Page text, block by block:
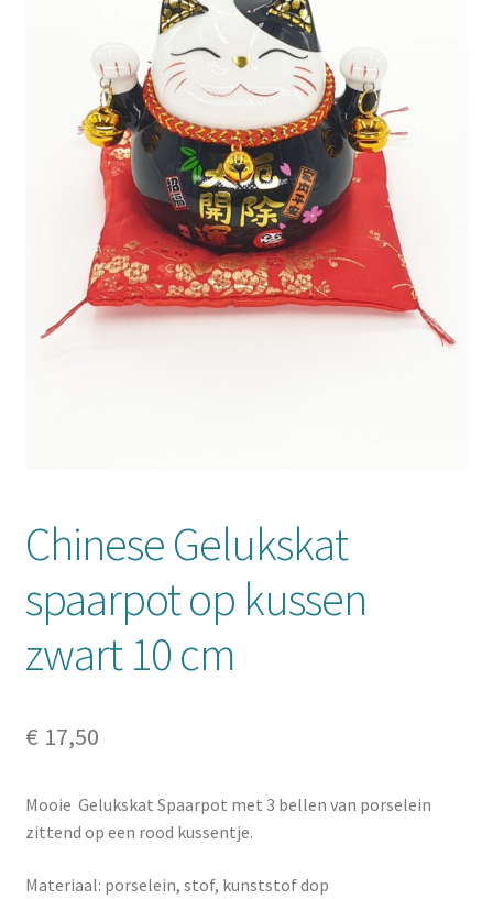
Mijn account
Chinese Gelukskat
spaarpot op kussen
zwart 10 cm
€ 17,50
Mooie Gelukskat Spaarpot met 3 bellen van porselein
zittend op een rood kussentje.
Materiaal: porselein, stof, kunststof dop